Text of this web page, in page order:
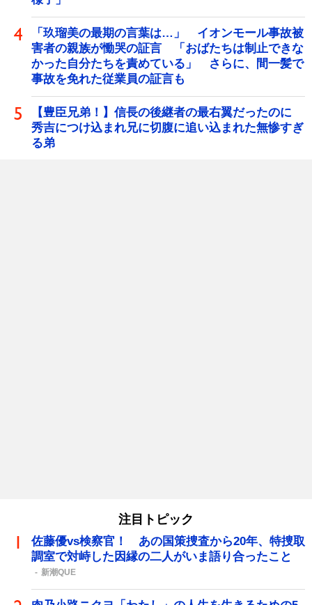
「玖瑠美の最期の言葉は…」 イオンモール事故被
害者の親族が慟哭の証言 「おばたちは制止できな
かった自分たちを責めている」 さらに、間一髪で
事故を免れた従業員の証言も
【豊臣兄弟！】信長の後継者の最右翼だったのに
秀吉につけ込まれ兄に切腹に追い込まれた無惨すぎ
る弟
注目トピック
佐藤優vs検察官！ あの国策捜査から20年、特捜取
調室で対峙した因縁の二人がいま語り合ったこと
新潮QUE